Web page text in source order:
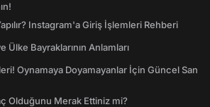
Instagram'a Giriş İşlemleri Rehberi
Ülke Bayraklarının Anlamları
Oynamaya Doyamayanlar İçin Güncel San
Olduğunu Merak Ettiniz mi?